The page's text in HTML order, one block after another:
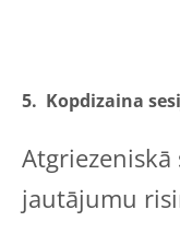
5. Kopdizaina
Atgriezeniskā
jautājumu